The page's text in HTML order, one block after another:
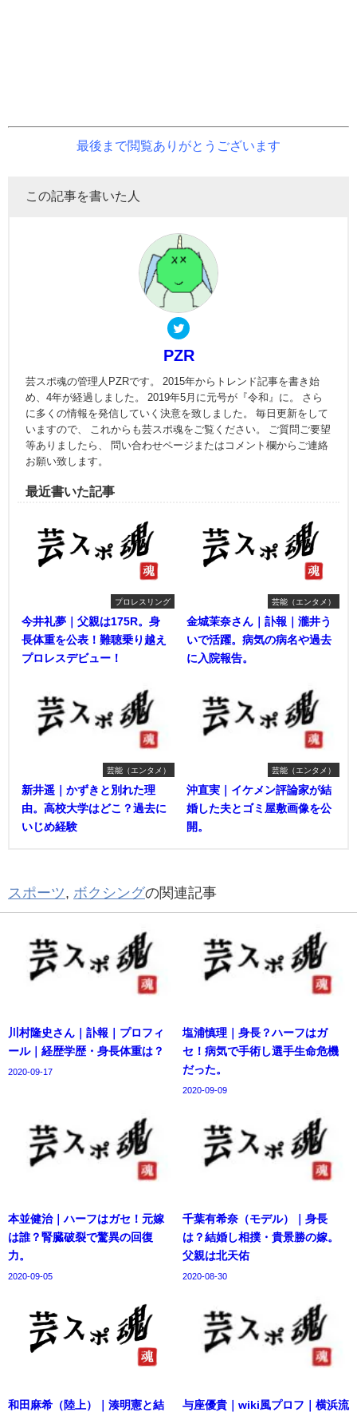
最後まで閲覧ありがとうございます
この記事を書いた人
PZR
芸スポ魂の管理人PZRです。 2015年からトレンド記事を書き始
め、4年が経過しました。 2019年5月に元号が『令和』に。 さら
に多くの情報を発信していく決意を致しました。 毎日更新をして
いますので、 これからも芸スポ魂をご覧ください。 ご質問ご要望
等ありましたら、 問い合わせページまたはコメント欄からご連絡
お願い致します。
最近書いた記事
プロレスリング
今井礼夢｜父親は175R。身
長体重を公表！難聴乗り越え
プロレスデビュー！
芸能（エンタメ）
金城茉奈さん｜訃報｜瀧井う
いで活躍。病気の病名や過去
に入院報告。
芸能（エンタメ）
新井遥｜かずきと別れた理
由。高校大学はどこ？過去に
いじめ経験
芸能（エンタメ）
沖直実｜イケメン評論家が結
婚した夫とゴミ屋敷画像を公
開。
スポーツ ボクシングの関連記事
川村隆史さん｜訃報｜プロフィ
ール｜経歴学歴・身長体重は？
2020-09-17
塩浦慎理｜身長？ハーフはガ
セ！病気で手術し選手生命危機
だった。
2020-09-09
本並健治｜ハーフはガセ！元嫁
は誰？腎臓破裂で驚異の回復
力。
2020-09-05
千葉有希奈（モデル）｜身長
は？結婚し相撲・貴景勝の嫁。
父親は北天佑
2020-08-30
和田麻希（陸上）｜湊明憲と結 与座優貴｜wiki風プロフ｜横浜流